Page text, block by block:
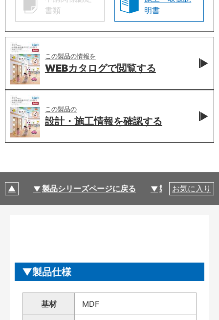
書類
明書
この製品の情報を
WEBカタログで閲覧する
この製品の
設計・施工情報を確認する
製品シリーズページに戻る 製品仕様
お気に入り
製品仕様
基材 MDF